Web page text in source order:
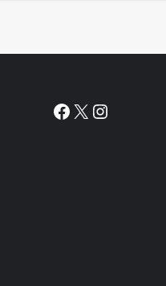
Facebook
X Instagram